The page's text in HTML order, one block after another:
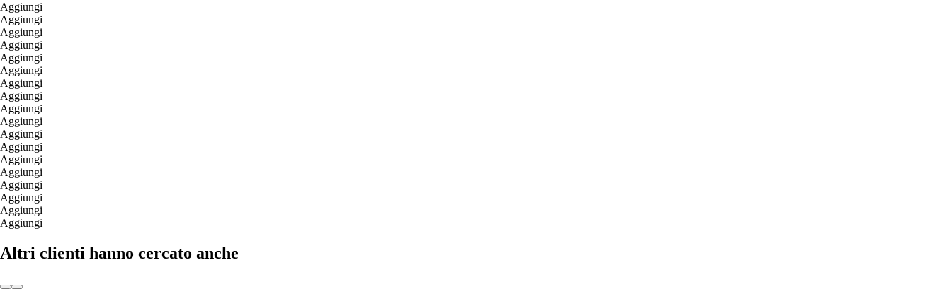
Aggiungi
Aggiungi
Aggiungi
Aggiungi
Aggiungi
Aggiungi
Aggiungi
Aggiungi
Aggiungi
Aggiungi
Aggiungi
Aggiungi
Aggiungi
Aggiungi
Aggiungi
Aggiungi
Aggiungi
Aggiungi
Altri clienti hanno cercato anche